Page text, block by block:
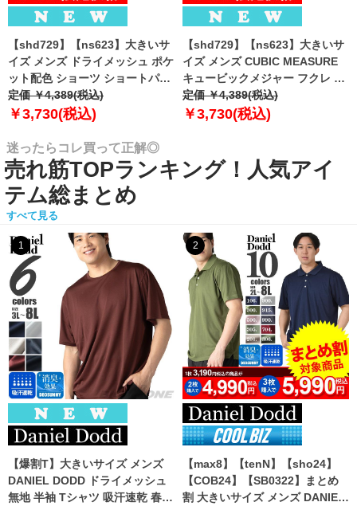
【shd729】【ns623】大きいサ
イズ メンズ ドライメッシュ ポケ
ット配色 ショーツ ショートパン
ツ ハーフパンツ 春夏新作
302252az 【fre】
定価 ￥4,389(税込)
￥3,730(税込)
【shd729】【ns623】大きいサ
イズ メンズ CUBIC MEASURE
キュービックメジャー フクレ エ
ンボス 迷彩柄 ショーツ ショート
パンツ ハーフパンツ 春夏新作
定価 ￥4,389(税込)
￥3,730(税込)
迷ったらコレ買って正解◎
売れ筋TOPランキング！人気アイ
テム総まとめ
すべて見る
1
【爆割T】大きいサイズ メンズ
DANIEL DODD ドライメッシュ
無地 半袖 Tシャツ 吸汗速乾 春夏
2
【max8】【tenN】【sho24】
【COB24】【SB0322】まとめ
割 大きいサイズ メンズ DANIEL